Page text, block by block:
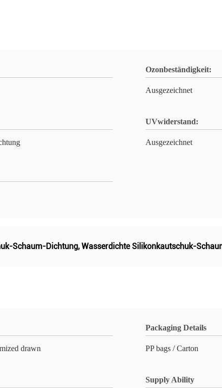
Ozonbeständigkeit:
Ausgezeichnet
UVwiderstand:
Ausgezeichnet
Schaum-Dichtung,Wasserdichte Silikonkautschuk-
drawn
Packaging Details
PP bags / Carton
Supply Ability